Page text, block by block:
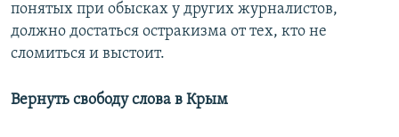
понятых при обысках у других журналистов,
должно достаться остракизма от тех, кто не
сломиться и выстоит.
Вернуть свободу слова в Крым